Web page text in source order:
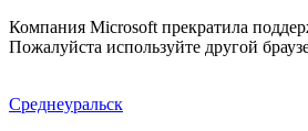
Компания Microsoft прекратила
Пожалуйста используйте другой
Среднеуральск